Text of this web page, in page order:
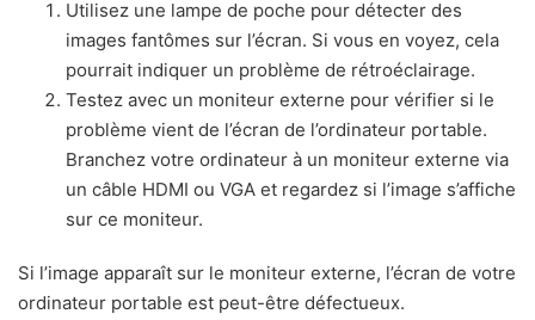
Utilisez une lampe de poche pour détecter des
images fantômes sur l’écran. Si vous en voyez, cela
pourrait indiquer un problème de rétroéclairage.
Testez avec un moniteur externe pour vérifier si le
problème vient de l’écran de l’ordinateur portable.
Branchez votre ordinateur à un moniteur externe via
un câble HDMI ou VGA et regardez si l’image s’affiche
sur ce moniteur.
Si l’image apparaît sur le moniteur externe, l’écran de votre
ordinateur portable est peut-être défectueux.